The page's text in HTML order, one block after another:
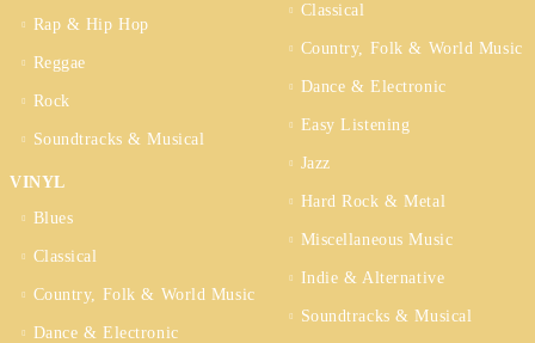
Rap & Hip Hop
Reggae
Rock
Soundtracks & Musical
VINYL
Blues
Classical
Country, Folk & World Music
Dance & Electronic
Classical
Country, Folk & World Music
Dance & Electronic
Easy Listening
Jazz
Hard Rock & Metal
Miscellaneous Music
Indie & Alternative
Soundtracks & Musical